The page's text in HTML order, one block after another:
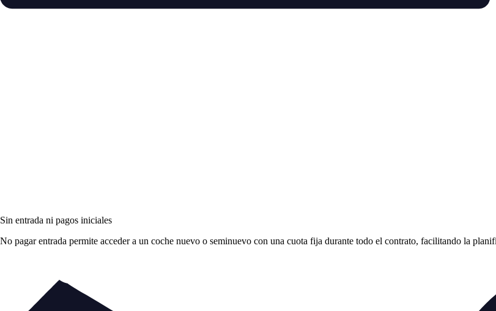
Sin entrada ni pagos iniciales
No pagar entrada permite acceder a un coche nuevo o seminuevo con una cuota fija durante todo el contrato, facilitando la